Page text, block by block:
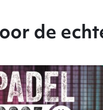
de